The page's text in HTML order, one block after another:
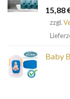
15,88
zzgl.
Baby